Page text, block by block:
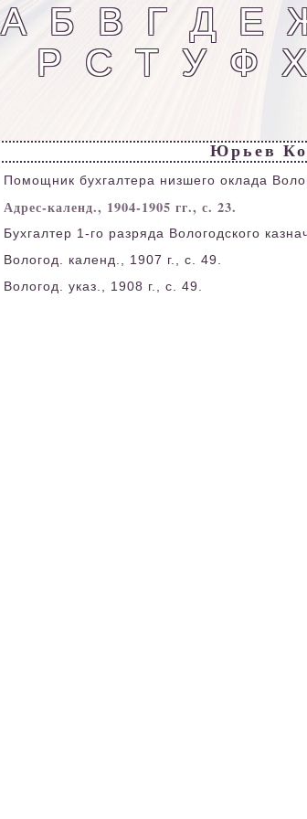
А Б В Г Д Е
Р С Т У Ф Х
Юрьев
Помощник бухгалтера низшего оклада
Адрес-календ., 1904-1905 гг., с. 23.
Бухгалтер 1-го разряда Вологодского
Вологод. календ., 1907 г., с. 49.
Вологод. указ., 1908 г., с. 49.